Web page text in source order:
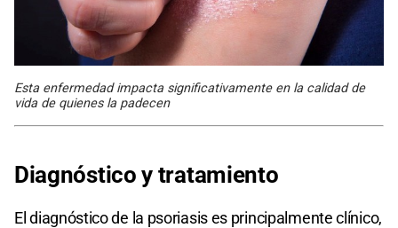
Esta enfermedad impacta significativamente en la calidad de
vida de quienes la padecen
Diagnóstico y tratamiento
El diagnóstico de la psoriasis es principalmente clínico,